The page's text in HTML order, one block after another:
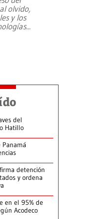
olvido,
y los
...
del
Hatillo
Panamá
detención
y ordena
en el 95% de
Acodeco